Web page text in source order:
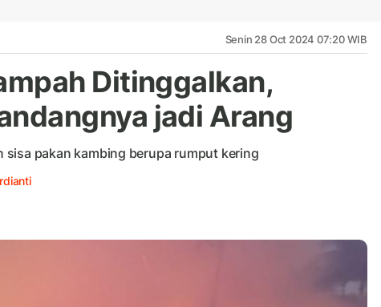
Senin 28 Oct 2024 07:20 WIB
Ditinggalkan,
jadi Arang
sisa pakan kambing berupa rumput kering